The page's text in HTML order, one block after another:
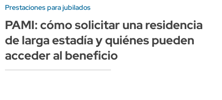
Prestaciones para jubilados
PAMI: cómo solicitar una residencia
de larga estadía y quiénes pueden
acceder al beneficio